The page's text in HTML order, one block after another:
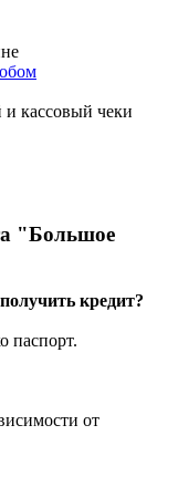
кассовый чеки
"Большое
кредит?
паспорт.
от